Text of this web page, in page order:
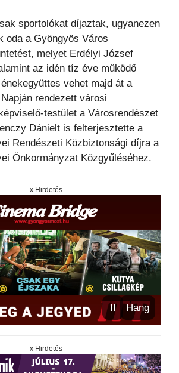
sportolókat díjaztak, ugyanezen
oda a Gyöngyös Város
melyet Erdélyi József
az idén tíz éve működő
vehet majd át a
rendezett városi
testület a Városrendészet
Dánielt is felterjesztette a
Rendészeti Közbiztonsági díjra a
Önkormányzat Közgyűléséhez.
x Hirdetés
⏸ Hang
x Hirdetés